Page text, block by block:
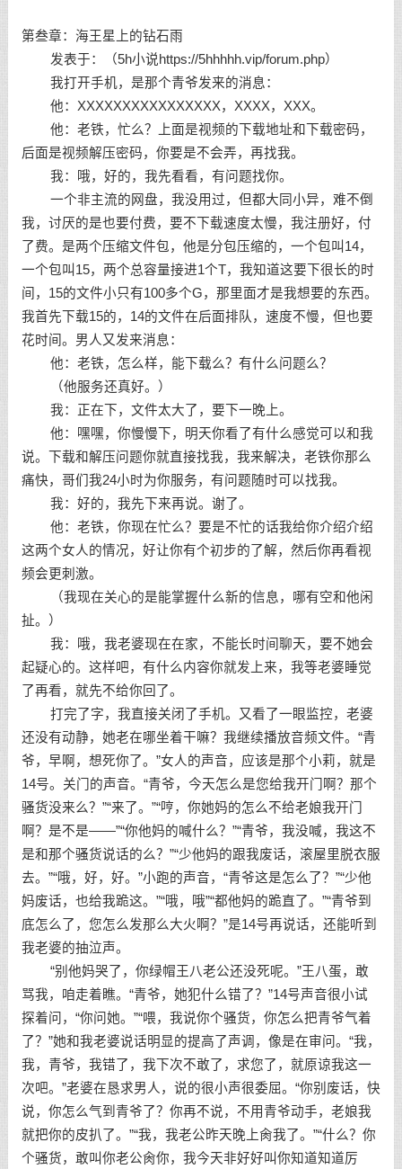
第叁章：海王星上的钻石雨
发表于：（5h小说https://5hhhhh.vip/forum.php）
我打开手机，是那个青爷发来的消息：
他：XXXXXXXXXXXXXXXX，XXXX，XXX。
他：老铁，忙么？上面是视频的下载地址和下载密码，
后面是视频解压密码，你要是不会弄，再找我。
我：哦，好的，我先看看，有问题找你。
一个非主流的网盘，我没用过，但都大同小异，难不倒
我，讨厌的是也要付费，要不下载速度太慢，我注册好，付
了费。是两个压缩文件包，他是分包压缩的，一个包叫14，
一个包叫15，两个总容量接进1个T，我知道这要下很长的时
间，15的文件小只有100多个G，那里面才是我想要的东西。
我首先下载15的，14的文件在后面排队，速度不慢，但也要
花时间。男人又发来消息：
他：老铁，怎么样，能下载么？有什么问题么？
（他服务还真好。）
我：正在下，文件太大了，要下一晚上。
他：嘿嘿，你慢慢下，明天你看了有什么感觉可以和我
说。下载和解压问题你就直接找我，我来解决，老铁你那么
痛快，哥们我24小时为你服务，有问题随时可以找我。
我：好的，我先下来再说。谢了。
他：老铁，你现在忙么？要是不忙的话我给你介绍介绍
这两个女人的情况，好让你有个初步的了解，然后你再看视
频会更刺激。
（我现在关心的是能掌握什么新的信息，哪有空和他闲
扯。）
我：哦，我老婆现在在家，不能长时间聊天，要不她会
起疑心的。这样吧，有什么内容你就发上来，我等老婆睡觉
了再看，就先不给你回了。
打完了字，我直接关闭了手机。又看了一眼监控，老婆
还没有动静，她老在哪坐着干嘛？我继续播放音频文件。“青
爷，早啊，想死你了。”女人的声音，应该是那个小莉，就是
14号。关门的声音。“青爷，今天怎么是您给我开门啊？那个
骚货没来么？”“来了。”“哼，你她妈的怎么不给老娘我开门
啊？是不是——”“你他妈的喊什么？”“青爷，我没喊，我这不
是和那个骚货说话的么？”“少他妈的跟我废话，滚屋里脱衣服
去。”“哦，好，好。”小跑的声音，“青爷这是怎么了？”“少他
妈废话，也给我跪这。”“哦，哦”“都他妈的跪直了。”“青爷到
底怎么了，您怎么发那么大火啊？”是14号再说话，还能听到
我老婆的抽泣声。
“别他妈哭了，你绿帽王八老公还没死呢。”王八蛋，敢
骂我，咱走着瞧。“青爷，她犯什么错了？”14号声音很小试
探着问，“你问她。”“喂，我说你个骚货，你怎么把青爷气着
了？”她和我老婆说话明显的提高了声调，像是在审问。“我，
我，青爷，我错了，我下次不敢了，求您了，就原谅我这一
次吧。”老婆在恳求男人，说的很小声很委屈。“你别废话，快
说，你怎么气到青爷了？你再不说，不用青爷动手，老娘我
就把你的皮扒了。”“我，我老公昨天晚上肏我了。”“什么？你
个骚货，敢叫你老公肏你，我今天非好好叫你知道知道厉